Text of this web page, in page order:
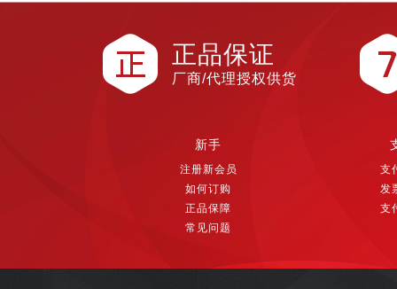
正品保证
厂商/代理授权供货
新手
注册新会员
如何订购
正品保障
常见问题
支
发
支